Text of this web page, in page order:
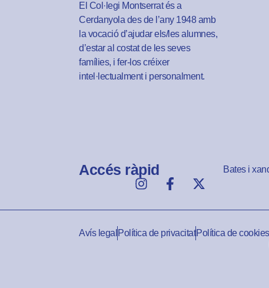
El Col·legi Montserrat és a
Cerdanyola des de l’any 1948 amb
la vocació d’ajudar els/les alumnes,
d’estar al costat de les seves
famílies, i fer-los créixer
intel·lectualment i personalment.
Accés ràpid Bates i
Avís legal Política de privacitatPolítica de cookies